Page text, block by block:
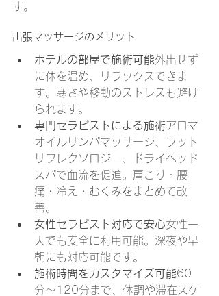
す。
出張マッサージのメリット
ホテルの部屋で施術可能外出せず
に体を温め、リラックスできま
す。寒さや移動のストレスも避け
られます。
専門セラピストによる施術アロマ
オイルリンパマッサージ、フット
リフレクソロジー、ドライヘッド
スパで血流を促進。肩こり・腰
痛・冷え・むくみをまとめて改
善。
女性セラピスト対応で安心女性一
人でも安全に利用可能。深夜や早
朝にも対応可能です。
施術時間をカスタマイズ可能60
分〜120分まで、体調や滞在スケ